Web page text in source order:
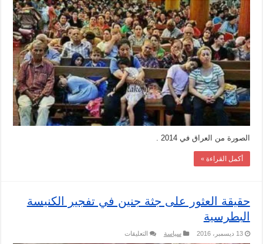
صور
أسر
الأقباط
في
الإسماعيلية
مغلقة
الصورة من العراق في 2014 .
أكمل القراءة »
حقيقة العثور على جثة جنين في تفجير الكنيسة
البطرسية
13 ديسمبر، 2016 سياسة التعليقات